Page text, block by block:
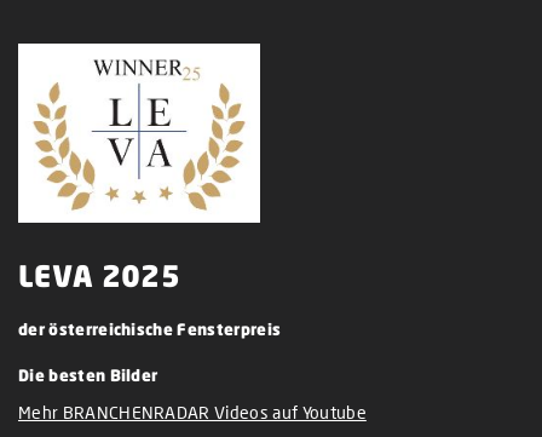
LEVA 2025
der österreichische Fensterpreis
Die besten Bilder
Mehr BRANCHENRADAR Videos auf Youtube